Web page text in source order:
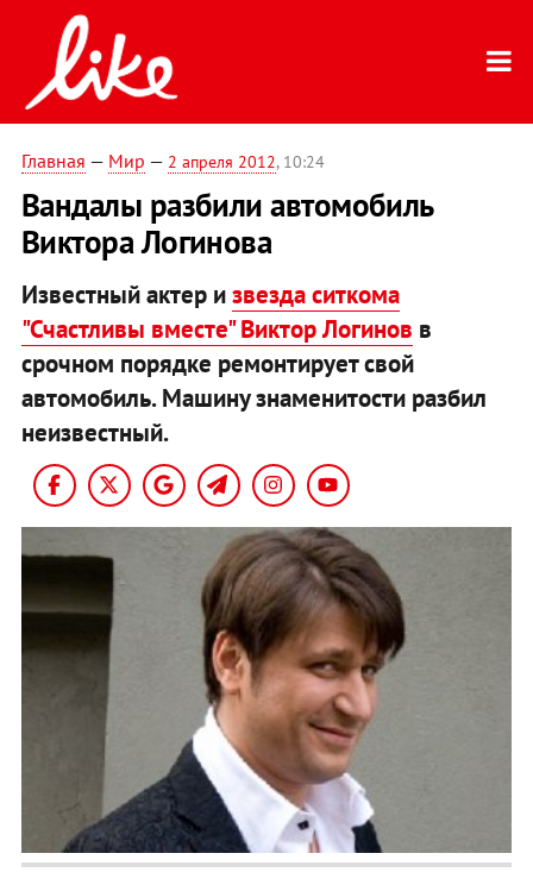
Главная — Мир — 2 апреля 2012, 10:24
Вандалы разбили автомобиль
Виктора Логинова
Известный актер извезда ситкома
"Счастливы вместе" Виктор Логинов в
срочном порядке ремонтирует свой
автомобиль. Машину знаменитости разбил
неизвестный.